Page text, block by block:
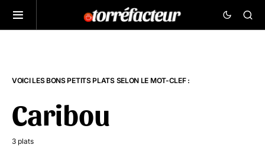
VOICI LES BONS PETITS PLATS SELON LE MOT-CLEF :
Caribou
3 plats